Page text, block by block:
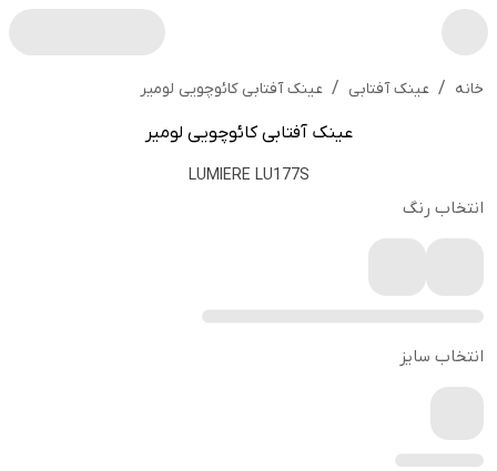
خانه / عینک آفتابی / عینک آفتابی کائوچویی لومیر
عینک آفتابی کائوچویی لومیر
LUMIERE LU177S
انتخاب رنگ
انتخاب سایز